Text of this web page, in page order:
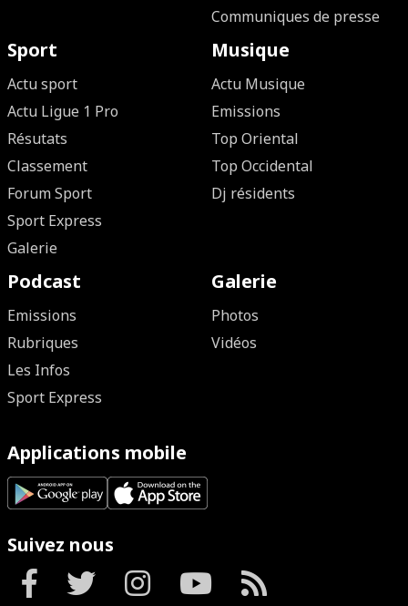
Communiques de presse
Sport
Actu sport
Actu Ligue 1 Pro
Résutats
Classement
Forum Sport
Sport Express
Galerie
Musique
Actu Musique
Emissions
Top Oriental
Top Occidental
Dj résidents
Podcast
Emissions
Rubriques
Les Infos
Sport Express
Galerie
Photos
Vidéos
Applications mobile
Suivez nous